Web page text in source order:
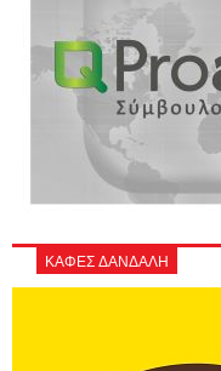
ΚΑΦΕΣ ΔΑΝΔΑΛΗ